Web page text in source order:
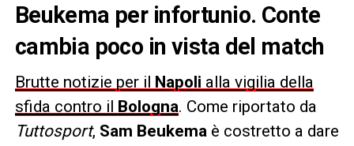
Beukema per infortunio. Conte
cambia poco in vista del match
Brutte notizie per il Napoli alla vigilia della
sfida contro il Bologna. Come riportato da
Tuttosport, Sam Beukemaè costretto a dare